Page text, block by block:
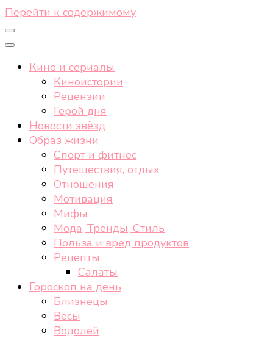
Перейти к содержимому
Кино и сериалы
Киноистории
Рецензии
Герой дня
Новости звёзд
Образ жизни
Спорт и фитнес
Путешествия, отдых
Отношения
Мотивация
Мифы
Мода, Тренды, Стиль
Польза и вред продуктов
Рецепты
Салаты
Гороскоп на день
Близнецы
Весы
Водолей